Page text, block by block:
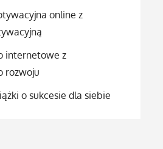
online z
internetowe z
rozwoju
o sukcesie dla siebie